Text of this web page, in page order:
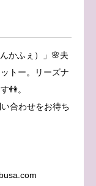
かふぇ）」🌸夫
トー。リーズナ
👫。
合わせをお待ち